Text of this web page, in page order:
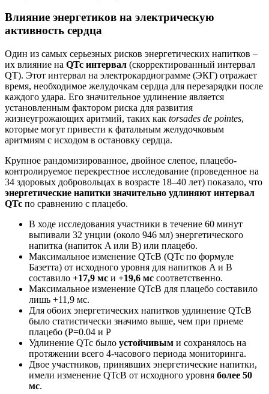
Влияние энергетиков на электрическую
активность сердца
Один из самых серьезных рисков энергетических напитков –
их влияние на QTc интервал (скорректированный интервал
QT). Этот интервал на электрокардиограмме (ЭКГ) отражает
время, необходимое желудочкам сердца для перезарядки после
каждого удара. Его значительное удлинение является
установленным фактором риска для развития
жизнеугрожающих аритмий, таких как torsades de pointes,
которые могут привести к фатальным желудочковым
аритмиям с исходом в остановку сердца.
Крупное рандомизированное, двойное слепое, плацебо-
контролируемое перекрестное исследование (проведенное на
34 здоровых добровольцах в возрасте 18–40 лет) показало, что
энергетические напитки значительно удлиняют интервал
QTc по сравнению с плацебо.
В ходе исследования участники в течение 60 минут
выпивали 32 унции (около 946 мл) энергетического
напитка (напиток A или B) или плацебо.
Максимальное изменение QTcB (QTc по формуле
Базетта) от исходного уровня для напитков A и B
составило +17,9 мс и +19,6 мс соответственно.
Максимальное изменение QTcB для плацебо составило
лишь +11,9 мс.
Для обоих энергетических напитков удлинение QTcB
было статистически значимо выше, чем при приеме
плацебо (P=0.04 и P
Удлинение QTc было устойчивым и сохранялось на
протяжении всего 4-часового периода мониторинга.
Двое участников, принявших энергетические напитки,
имели изменение QTcB от исходного уровня более 50
мс.